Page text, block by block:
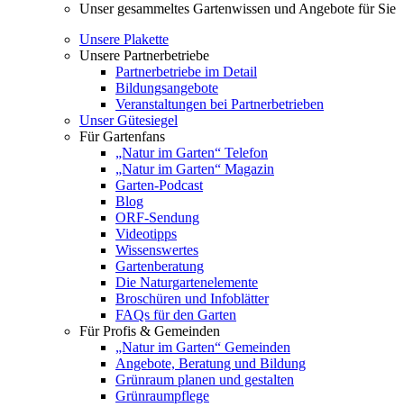
Unser gesammeltes Gartenwissen und Angebote für Sie
Unsere Plakette
Unsere Partnerbetriebe
Partnerbetriebe im Detail
Bildungsangebote
Veranstaltungen bei Partnerbetrieben
Unser Gütesiegel
Für Gartenfans
„Natur im Garten“ Telefon
„Natur im Garten“ Magazin
Garten-Podcast
Blog
ORF-Sendung
Videotipps
Wissenswertes
Gartenberatung
Die Naturgartenelemente
Broschüren und Infoblätter
FAQs für den Garten
Für Profis & Gemeinden
„Natur im Garten“ Gemeinden
Angebote, Beratung und Bildung
Grünraum planen und gestalten
Grünraumpflege